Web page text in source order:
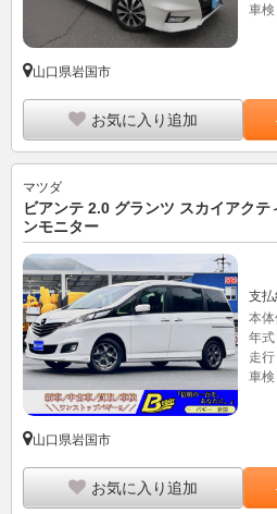
車検
山口県岩国市
お気に入り追加
マツダ
ビアンテ 2.0 グランツ スカイアク
ンモニター
支
本
年式
走行
車検
山口県岩国市
お気に入り追加